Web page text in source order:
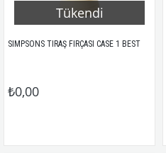
Tükendi
SIMPSONS TIRAŞ FIRÇASI CASE 1 BEST
₺0,00